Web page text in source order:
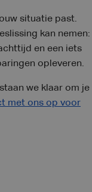
situatie past.
kan nemen:
en een iets
opleveren.
we klaar om je
met ons op voor